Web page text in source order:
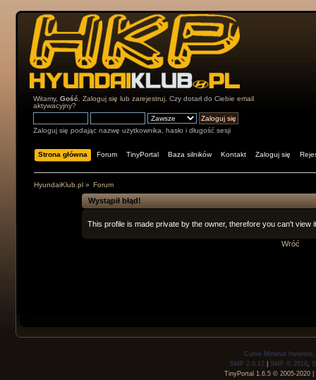
Witamy,Gość .Zaloguj się lubzarejestruj . Czy dotarł do Ciebieemail
aktywacyjny?
Zaloguj się podając nazwę użytkownika, hasło i długość sesji
Strona główna Forum TinyPortal Baza silników Kontakt Zaloguj się
HyundaiKlub.pl» Forum
Wystąpił błąd!
This profile is made private by the owner, therefore you can't view
Wróć
Curve Minimal
SMF 2.0.17 |SMF © 2019,
TinyPortal 1.6.5© 2005-2020|